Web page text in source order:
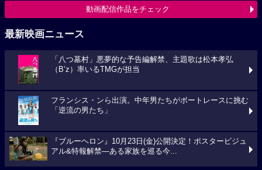
動画配信作品をチェック
最新映画ニュース
「八つ墓村」悪夢的な予告編解禁、主題歌は松本孝弘
（B’z）率いるTMGが担当
フランシス・ンら出演。中年男たちがボートレースに挑む
「逆流の男たち」
『ブルーヘロン』10月23日(金)公開決定！ポスタービジュ
アル&特報解禁―ある家族を巡る今...